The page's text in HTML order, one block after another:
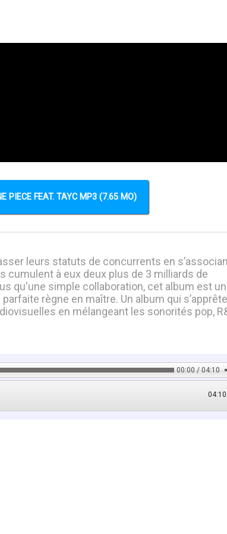
PIECE FEAT. TAYC MP3 (7.65 MO)
leurs statuts de concurrents en
à eux deux plus de 3 milliards de
qu'une simple collaboration, cet album est
règne en maître. Un album qui
en mélangeant les sonorités pop,
00:00 / 04:10
04:10